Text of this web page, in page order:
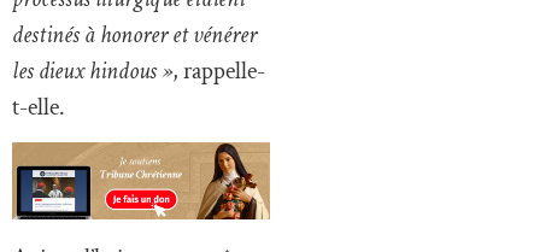
destinés à honorer et vénérer
les dieux hindous », rappelle-
t-elle.